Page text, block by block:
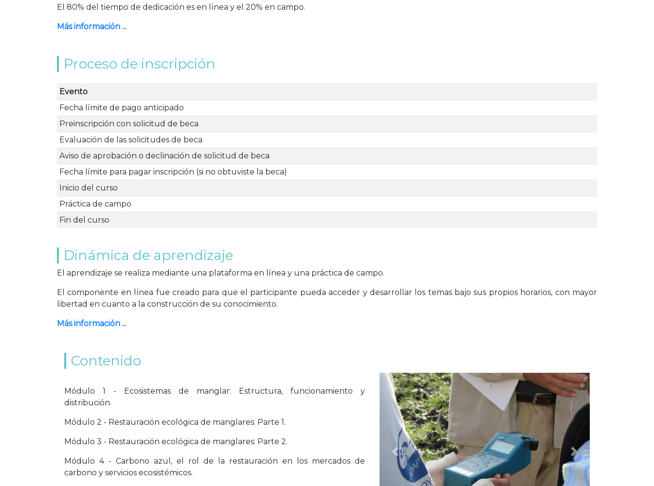
El 80% del tiempo de dedicación es en línea y el 20% en campo.
Más información ...
Proceso de inscripción
Evento
Fecha límite de pago anticipado
Preinscripción con solicitud de beca
Evaluación de las solicitudes de beca
Aviso de aprobación o declinación de solicitud de beca
Fecha límite para pagar inscripción (si no obtuviste la beca)
Inicio del curso
Práctica de campo
Fin del curso
Dinámica de aprendizaje
El aprendizaje se realiza mediante una plataforma en línea y una práctica de campo.
El componente en línea fue creado para que el participante pueda acceder y desarrollar los temas bajo sus propios horarios, con mayor
libertad en cuanto a la construcción de su conocimiento.
Más información ...
Contenido
Módulo 1 - Ecosistemas de manglar: Estructura, funcionamiento y
distribución.
Módulo 2 - Restauración ecológica de manglares: Parte 1.
Módulo 3 - Restauración ecológica de manglares: Parte 2.
Módulo 4 - Carbono azul, el rol de la restauración en los mercados de
carbono y servicios ecosistémicos.
Anterior Siguiente